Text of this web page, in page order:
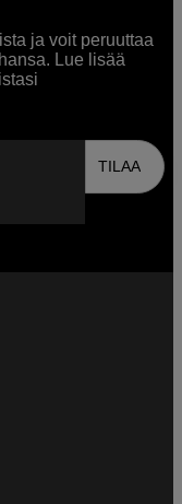
ja voit peruuttaa
Lue lisää
TILAA